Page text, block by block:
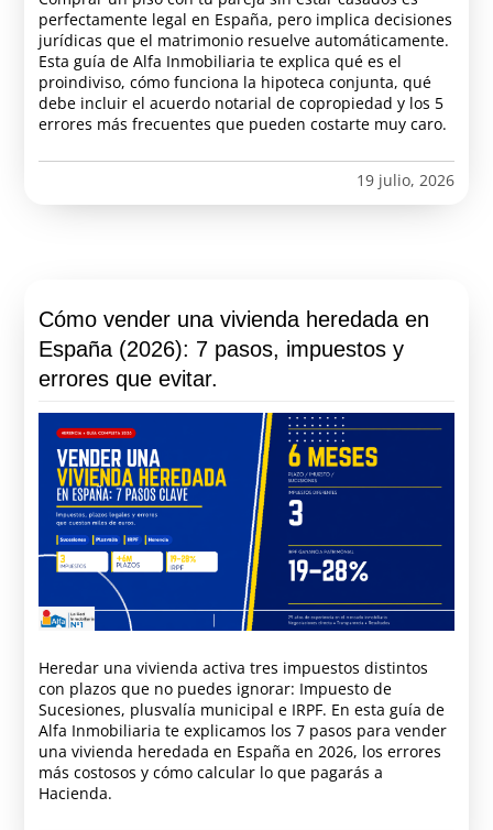
perfectamente legal en España, pero implica decisiones
jurídicas que el matrimonio resuelve automáticamente.
Esta guía de Alfa Inmobiliaria te explica qué es el
proindiviso, cómo funciona la hipoteca conjunta, qué
debe incluir el acuerdo notarial de copropiedad y los 5
errores más frecuentes que pueden costarte muy caro.
19 julio, 2026
Cómo vender una vivienda heredada en
España (2026): 7 pasos, impuestos y
errores que evitar.
Heredar una vivienda activa tres impuestos distintos
con plazos que no puedes ignorar: Impuesto de
Sucesiones, plusvalía municipal e IRPF. En esta guía de
Alfa Inmobiliaria te explicamos los 7 pasos para vender
una vivienda heredada en España en 2026, los errores
más costosos y cómo calcular lo que pagarás a
Hacienda.